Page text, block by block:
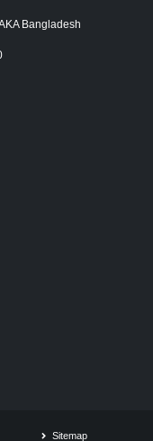
Bangladesh
Sitemap